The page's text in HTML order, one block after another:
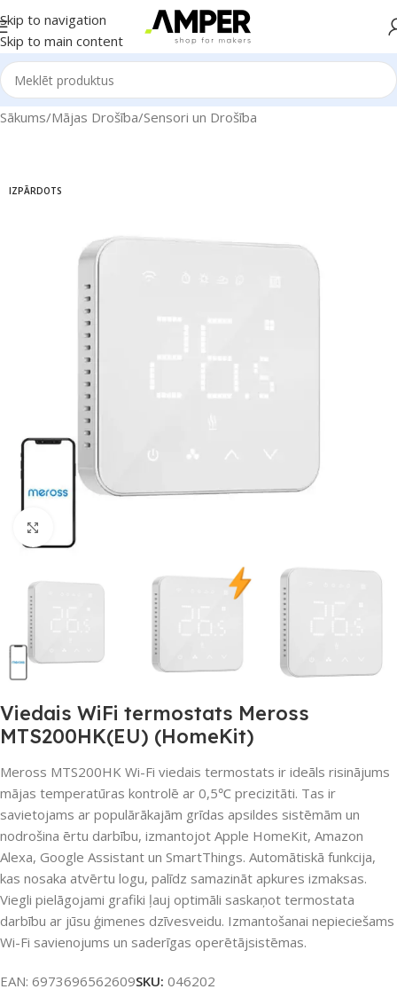
Skip to navigation
Skip to main content
Sākums/Mājas Drošība/Sensori un Drošība
IZPĀRDOTS
Viedais WiFi termostats Meross
MTS200HK(EU) (HomeKit)
Meross MTS200HK Wi-Fi viedais termostats ir ideāls risinājums
mājas temperatūras kontrolē ar 0,5℃ precizitāti. Tas ir
savietojams ar populārākajām grīdas apsildes sistēmām un
nodrošina ērtu darbību, izmantojot Apple HomeKit, Amazon
Alexa, Google Assistant un SmartThings. Automātiskā funkcija,
kas nosaka atvērtu logu, palīdz samazināt apkures izmaksas.
Viegli pielāgojami grafiki ļauj optimāli saskaņot termostata
darbību ar jūsu ģimenes dzīvesveidu. Izmantošanai nepieciešams
Wi-Fi savienojums un saderīgas operētājsistēmas.
EAN: 6973696562609SKU: 046202